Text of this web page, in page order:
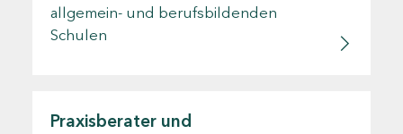
allgemein- und berufsbildenden
Schulen
Praxisberater und